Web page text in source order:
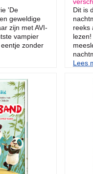
'De
geweldige
zijn met AVI-
vampier
zonder
Dit is
reeks
Lees